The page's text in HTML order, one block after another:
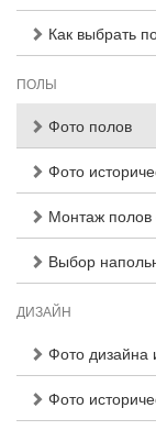
Как выбрать
ПОЛЫ
Фото полов
Фото
Монтаж полов
Выбор
ДИЗАЙН
Фото дизайна
Фото